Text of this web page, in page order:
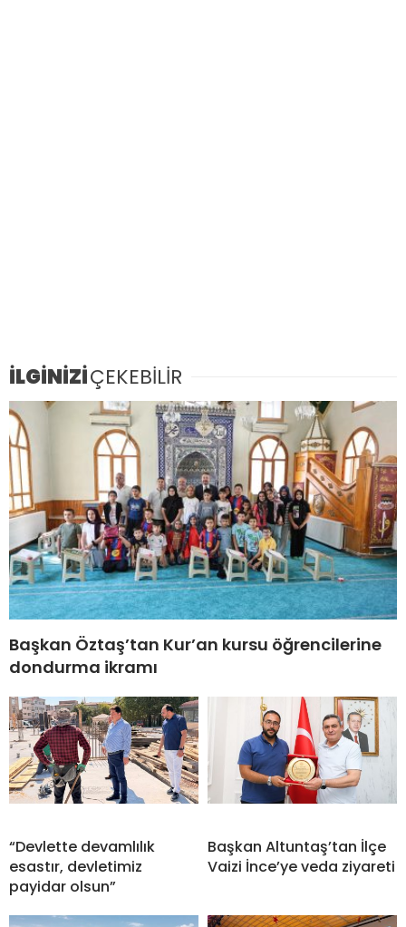
İLGİNİZİÇEKEBİLİR
Başkan Öztaş’tan Kur’an kursu öğrencilerine
dondurma ikramı
“Devlette devamlılık
esastır, devletimiz
payidar olsun”
Başkan Altuntaş’tan İlçe
Vaizi İnce’ye veda ziyareti